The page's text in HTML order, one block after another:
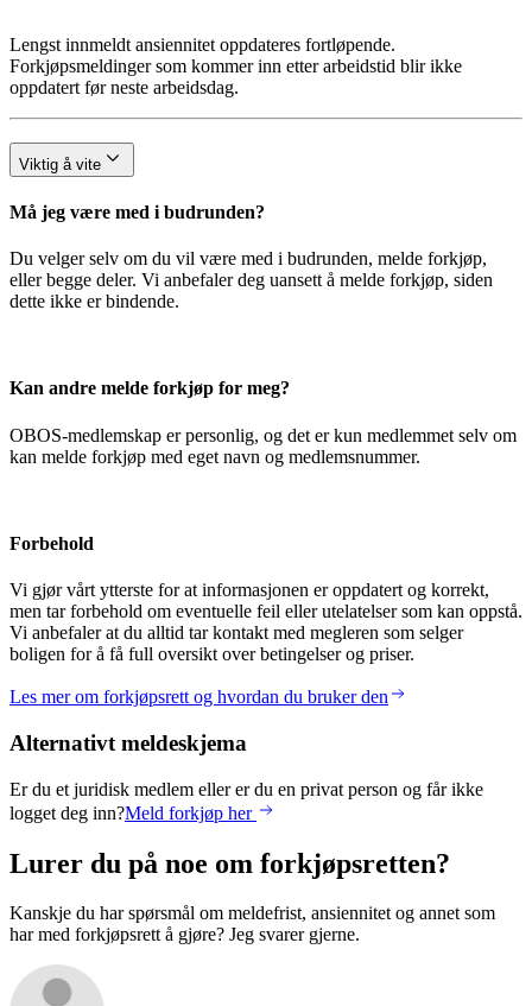
Lengst innmeldt ansiennitet oppdateres fortløpende.
Forkjøpsmeldinger som kommer inn etter arbeidstid blir ikke
oppdatert før neste arbeidsdag.
Viktig å vite
Må jeg være med i budrunden?
Du velger selv om du vil være med i budrunden, melde forkjøp,
eller begge deler. Vi anbefaler deg uansett å melde forkjøp, siden
dette ikke er bindende.
Kan andre melde forkjøp for meg?
OBOS-medlemskap er personlig, og det er kun medlemmet selv om
kan melde forkjøp med eget navn og medlemsnummer.
Forbehold
Vi gjør vårt ytterste for at informasjonen er oppdatert og korrekt,
men tar forbehold om eventuelle feil eller utelatelser som kan oppstå.
Vi anbefaler at du alltid tar kontakt med megleren som selger
boligen for å få full oversikt over betingelser og priser.
Les mer om forkjøpsrett og hvordan du bruker den
Alternativt meldeskjema
Er du et juridisk medlem eller er du en privat person og får ikke
logget deg inn?Meld forkjøp her
Lurer du på noe om forkjøpsretten?
Kanskje du har spørsmål om meldefrist, ansiennitet og annet som
har med forkjøpsrett å gjøre? Jeg svarer gjerne.